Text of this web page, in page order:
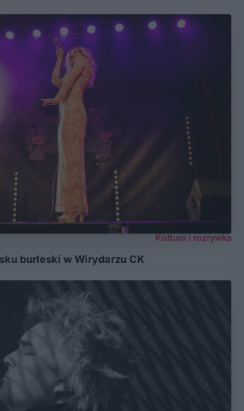
Kultura i rozrywka
burleski w Wirydarzu CK